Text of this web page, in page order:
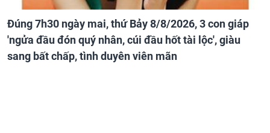
Đúng 7h30 ngày mai, thứ Bảy 8/8/2026, 3 con giáp
'ngửa đầu đón quý nhân, cúi đầu hốt tài lộc', giàu
sang bất chấp, tình duyên viên mãn